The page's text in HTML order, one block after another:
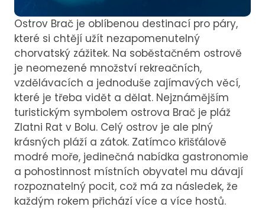
Ostrov Brač je oblíbenou destinací pro páry,
které si chtějí užít nezapomenutelný
chorvatský zážitek. Na soběstačném ostrově
je neomezené množství rekreačních,
vzdělávacích a jednoduše zajímavých věcí,
které je třeba vidět a dělat. Nejznámějším
turistickým symbolem ostrova Brač je pláž
Zlatni Rat v Bolu. Celý ostrov je ale plný
krásných pláží a zátok. Zatímco křišťálově
modré moře, jedinečná nabídka gastronomie
a pohostinnost místních obyvatel mu dávají
rozpoznatelný pocit, což má za následek, že
každým rokem přichází více a více hostů.